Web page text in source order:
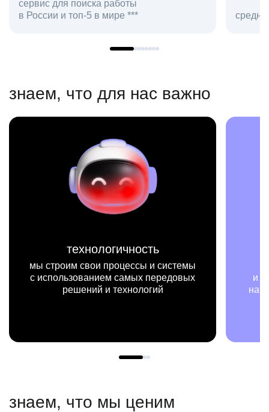
средняя оценка hh.ru как работодателя **
в
знаем, что для нас важно
миссия
мы на конкретных цифрах
и примерах видим, как результаты
нашей работы меняют жизни людей
знаем, что мы ценим